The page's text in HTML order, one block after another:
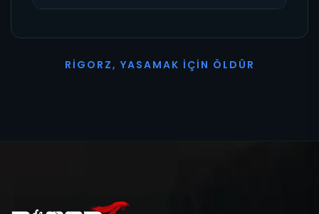
R I G O R Z, YASAMAK İ ÇI N Ö L D Ü R